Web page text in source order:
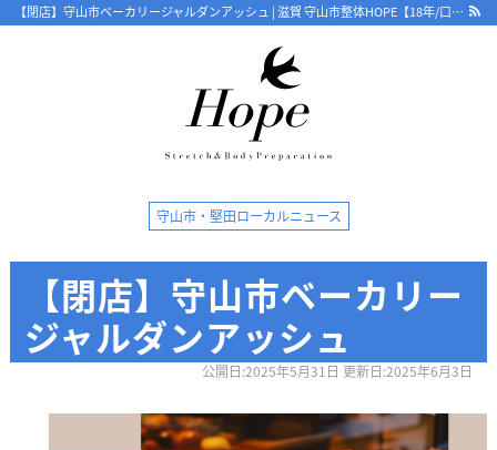
【閉店】守山市ベーカリージャルダンアッシュ | 滋賀 守山市整体HOPE【18年/口コミ4.8】骨盤から根本改善 ストレッチで優しく 守山で人気・おすすめ整体院
守山市・堅田ローカルニュース
【閉店】守山市ベーカリー
ジャルダンアッシュ
公開日:2025年5月31日 更新日:2025年6月3日
初めての方へ
整体HOPEのこだわり
キャンセルについて